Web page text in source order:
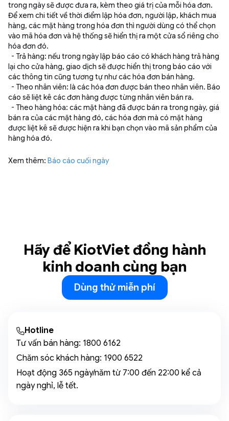
trong ngày sẽ được đưa ra, kèm theo giá trị của mỗi hóa đơn.
Để xem chi tiết về thời điểm lập hóa đơn, người lập, khách mua
hàng, các mặt hàng trong hóa đơn thì người dùng có thể chọn
vào mã hóa đơn và hệ thống sẽ hiển thị ra một cửa sổ riêng cho
hóa đơn đó.
- Trả hàng: nếu trong ngày lập báo cáo có khách hàng trả hàng
lại cho cửa hàng, giao dịch sẽ được hiển thị trong báo cáo với
các thông tin cũng tương tự như các hóa đơn bán hàng.
- Theo nhân viên: là các hóa đơn được bán theo nhân viên. Báo
cáo sẽ liệt kê các đơn hàng được từng nhân viên bán ra.
- Theo hàng hóa: các mặt hàng đã được bán ra trong ngày, giá
bán ra của các mặt hàng đó, các hóa đơn mà có mặt hàng
được liệt kê sẽ được hiện ra khi bạn chọn vào mã sản phẩm của
hàng hóa đó.
Xem thêm: Báo cáo cuối ngày
Hãy để KiotViet đồng hành
kinh doanh cùng bạn
Dùng thử miễn phí
Hotline
Tư vấn bán hàng: 1800 6162
Chăm sóc khách hàng: 1900 6522
Hoạt động 365 ngày/năm từ 7:00 đến 22:00 kể cả
ngày nghỉ, lễ tết.